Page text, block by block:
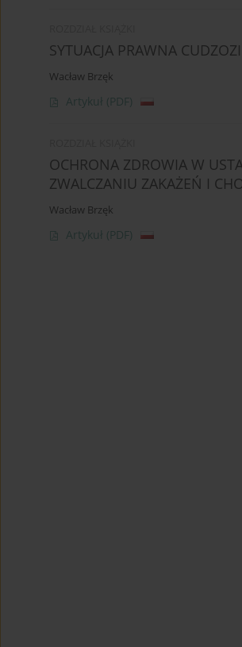
SYTUACJA PRAWNA
Wacław Brzęk
Artykuł (PDF)
OCHRONA ZDROWIA W
ZWALCZANIU ZAKAŻEŃ I
Wacław Brzęk
Artykuł (PDF)